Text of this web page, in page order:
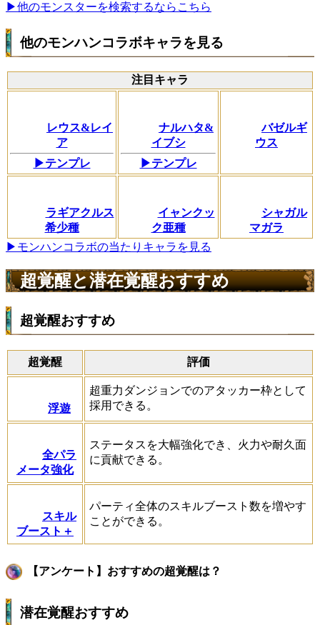
▶他のモンスターを検索するならこちら
他のモンハンコラボキャラを見る
注目キャラ
レウス&レイ
ア
▶テンプレ
ナルハタ&
イブシ
▶テンプレ
バゼルギ
ウス
ラギアクルス
希少種
イャンクッ
ク亜種
シャガル
マガラ
▶モンハンコラボの当たりキャラを見る
超覚醒と潜在覚醒おすすめ
超覚醒おすすめ
超覚醒 評価
浮遊
超重力ダンジョンでのアタッカー枠として
採用できる。
全パラ
メータ強化
ステータスを大幅強化でき、火力や耐久面
に貢献できる。
スキル
ブースト＋
パーティ全体のスキルブースト数を増やす
ことができる。
【アンケート】おすすめの超覚醒は？
潜在覚醒おすすめ